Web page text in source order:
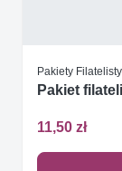
Pakiety
Pakiet
11,50 zł